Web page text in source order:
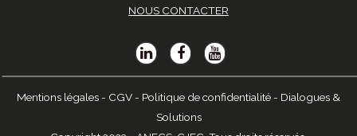
NOUS CONTACTER
Mentions légales - CGV - Politique de confidentialité - Dialogues &
Solutions